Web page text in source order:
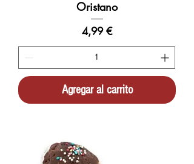
Oristano
Precio
4,99 €
Agregar al carrito